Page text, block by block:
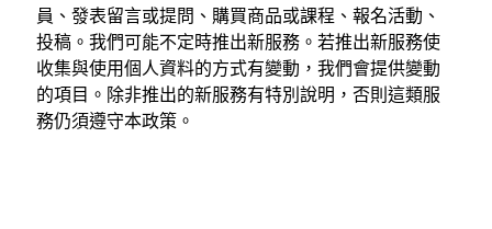
員、發表留言或提問、購買商品或課程、報名活動、
投稿。我們可能不定時推出新服務。若推出新服務使
收集與使用個人資料的方式有變動，我們會提供變動
的項目。除非推出的新服務有特別說明，否則這類服
務仍須遵守本政策。